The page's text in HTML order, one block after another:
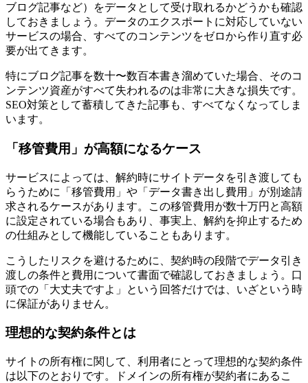
ブログ記事など）をデータとして受け取れるかどうかも確認
しておきましょう。データのエクスポートに対応していない
サービスの場合、すべてのコンテンツをゼロから作り直す必
要が出てきます。
特にブログ記事を数十〜数百本書き溜めていた場合、そのコ
ンテンツ資産がすべて失われるのは非常に大きな損失です。
SEO対策として蓄積してきた記事も、すべてなくなってしま
います。
「移管費用」が高額になるケース
サービスによっては、解約時にサイトデータを引き渡しても
らうために「移管費用」や「データ書き出し費用」が別途請
求されるケースがあります。この移管費用が数十万円と高額
に設定されている場合もあり、事実上、解約を抑止するため
の仕組みとして機能していることもあります。
こうしたリスクを避けるために、契約時の段階でデータ引き
渡しの条件と費用について書面で確認しておきましょう。口
頭での「大丈夫ですよ」という回答だけでは、いざという時
に保証がありません。
理想的な契約条件とは
サイトの所有権に関して、利用者にとって理想的な契約条件
は以下のとおりです。ドメインの所有権が契約者にあるこ